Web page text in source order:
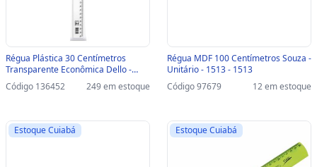
Régua Plástica 30 Centímetros
Transparente Econômica Dello -
Unitário - 3107.H - 3107.H.0300
Código 136452 249 em estoque
Régua MDF 100 Centímetros Souza -
Unitário - 1513 - 1513
Código 97679
12 em estoque
Estoque Cuiabá Estoque Cuiabá